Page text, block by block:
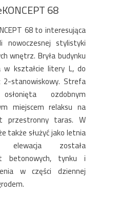
68
68 to interesująca
nowoczesnej stylistyki
wnętrz. Bryła budynku
w kształcie litery L, do
stanowiskowy. Strefa
ozdobnym
miejscem relaksu na
przestronny taras. W
także służyć jako letnia
elewacja została
betonowych, tynku i
w części dziennej